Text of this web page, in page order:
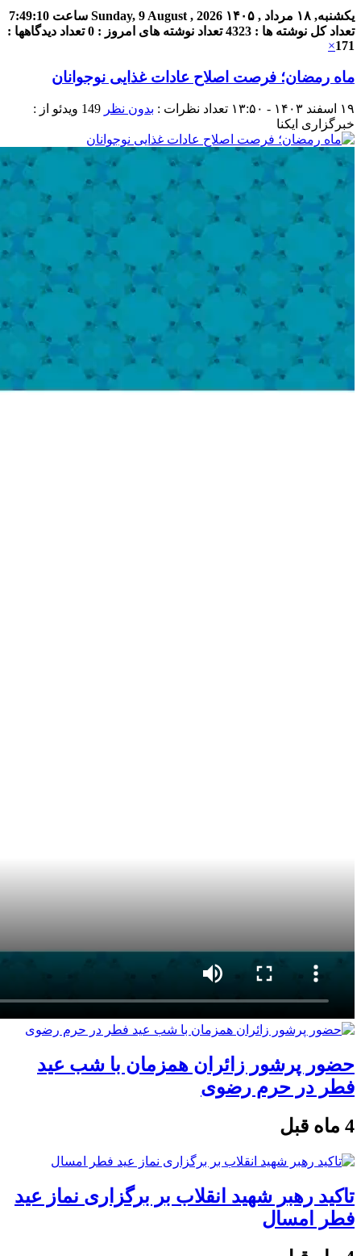
یکشنبه, ۱۸ مرداد , ۱۴۰۵ Sunday, 9 August , 2026 ساعت 7:49:10
تعداد کل نوشته ها : 4323
تعداد نوشته های امروز : 0
تعداد دیدگاهها :
171
×
ماه رمضان؛ فرصت اصلاح عادات غذایی نوجوانان
۱۹ اسفند ۱۴۰۳ - ۱۳:۵۰ تعداد نظرات : بدون نظر
ویدئو از :
خبرگزاری ایکنا
حضور پرشور زائران همزمان با شب عید
فطر در حرم رضوی
4 ماه قبل
تاکید رهبر شهید انقلاب بر برگزاری نماز عید
فطر امسال